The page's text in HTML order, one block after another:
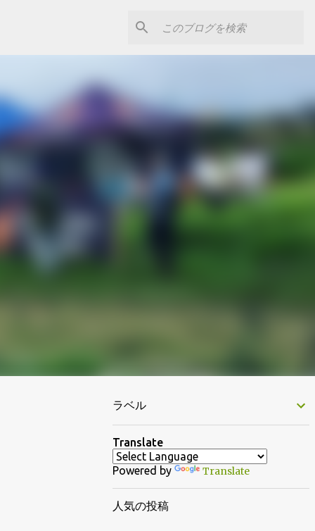
ラベル
Translate
Powered by Translate
人気の投稿